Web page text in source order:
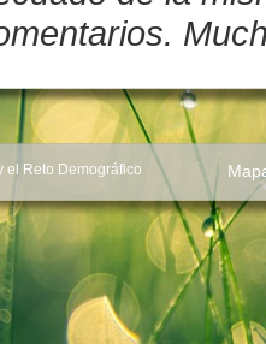
el Reto Demográfico